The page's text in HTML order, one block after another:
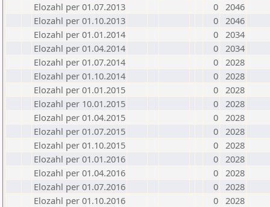
Elozahl per 01.07.2013
0 2046
Elozahl per 01.10.2013
0 2046
Elozahl per 01.01.2014
0 2034
Elozahl per 01.04.2014
0 2034
Elozahl per 01.07.2014
0 2028
Elozahl per 01.10.2014
0 2028
Elozahl per 01.01.2015
0 2028
Elozahl per 10.01.2015
0 2028
Elozahl per 01.04.2015
0 2028
Elozahl per 01.07.2015
0 2028
Elozahl per 01.10.2015
0 2028
Elozahl per 01.01.2016
0 2028
Elozahl per 01.04.2016
0 2028
Elozahl per 01.07.2016
0 2028
Elozahl per 01.10.2016
0 2028